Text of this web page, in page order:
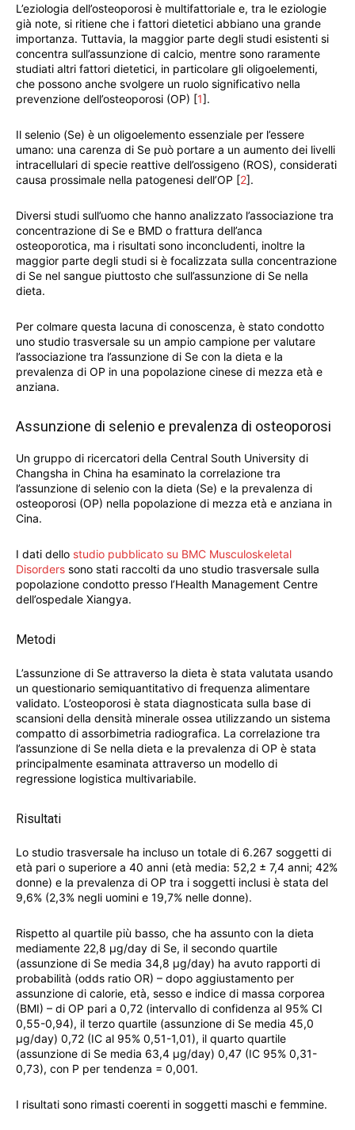
L’eziologia dell’osteoporosi è multifattoriale e, tra le eziologie
già note, si ritiene che i fattori dietetici abbiano una grande
importanza. Tuttavia, la maggior parte degli studi esistenti si
concentra sull’assunzione di calcio, mentre sono raramente
studiati altri fattori dietetici, in particolare gli oligoelementi,
che possono anche svolgere un ruolo significativo nella
prevenzione dell’osteoporosi (OP) [1].
Il selenio (Se) è un oligoelemento essenziale per l’essere
umano: una carenza di Se può portare a un aumento dei livelli
intracellulari di specie reattive dell’ossigeno (ROS), considerati
causa prossimale nella patogenesi dell’OP [2].
Diversi studi sull’uomo che hanno analizzato l’associazione tra
concentrazione di Se e BMD o frattura dell’anca
osteoporotica, ma i risultati sono inconcludenti, inoltre la
maggior parte degli studi si è focalizzata sulla concentrazione
di Se nel sangue piuttosto che sull’assunzione di Se nella
dieta.
Per colmare questa lacuna di conoscenza, è stato condotto
uno studio trasversale su un ampio campione per valutare
l’associazione tra l’assunzione di Se con la dieta e la
prevalenza di OP in una popolazione cinese di mezza età e
anziana.
Assunzione di selenio e prevalenza di osteoporosi
Un gruppo di ricercatori della Central South University di
Changsha in China ha esaminato la correlazione tra
l’assunzione di selenio con la dieta (Se) e la prevalenza di
osteoporosi (OP) nella popolazione di mezza età e anziana in
Cina.
I dati dello studio pubblicato su BMC Musculoskeletal
Disorders sono stati raccolti da uno studio trasversale sulla
popolazione condotto presso l’Health Management Centre
dell’ospedale Xiangya.
Metodi
L’assunzione di Se attraverso la dieta è stata valutata usando
un questionario semiquantitativo di frequenza alimentare
validato. L’osteoporosi è stata diagnosticata sulla base di
scansioni della densità minerale ossea utilizzando un sistema
compatto di assorbimetria radiografica. La correlazione tra
l’assunzione di Se nella dieta e la prevalenza di OP è stata
principalmente esaminata attraverso un modello di
regressione logistica multivariabile.
Risultati
Lo studio trasversale ha incluso un totale di 6.267 soggetti di
età pari o superiore a 40 anni (età media: 52,2 ± 7,4 anni; 42%
donne) e la prevalenza di OP tra i soggetti inclusi è stata del
9,6% (2,3% negli uomini e 19,7% nelle donne).
Rispetto al quartile più basso, che ha assunto con la dieta
mediamente 22,8 μg/day di Se, il secondo quartile
(assunzione di Se media 34,8 μg/day) ha avuto rapporti di
probabilità (odds ratio OR) – dopo aggiustamento per
assunzione di calorie, età, sesso e indice di massa corporea
(BMI) – di OP pari a 0,72 (intervallo di confidenza al 95% CI
0,55-0,94), il terzo quartile (assunzione di Se media 45,0
μg/day) 0,72 (IC al 95% 0,51-1,01), il quarto quartile
(assunzione di Se media 63,4 μg/day) 0,47 (IC 95% 0,31-
0,73), con P per tendenza = 0,001.
I risultati sono rimasti coerenti in soggetti maschi e femmine.